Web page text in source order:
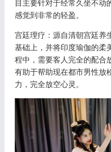
目主要针对于经常久坐不动
感觉到非常的轻盈。
宫廷理疗：源自清朝宫廷养
基础上，并将印度瑜伽的柔
程中，需要客人完全的配合
有助于帮助现在都市男性放
力，完全放空心灵。